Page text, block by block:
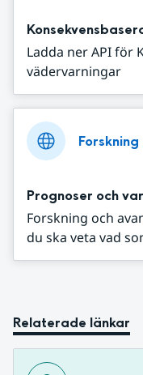
Ladda ner API för
vädervarningar
Prognoser och
Forskning och
du ska veta vad
Relaterade länkar